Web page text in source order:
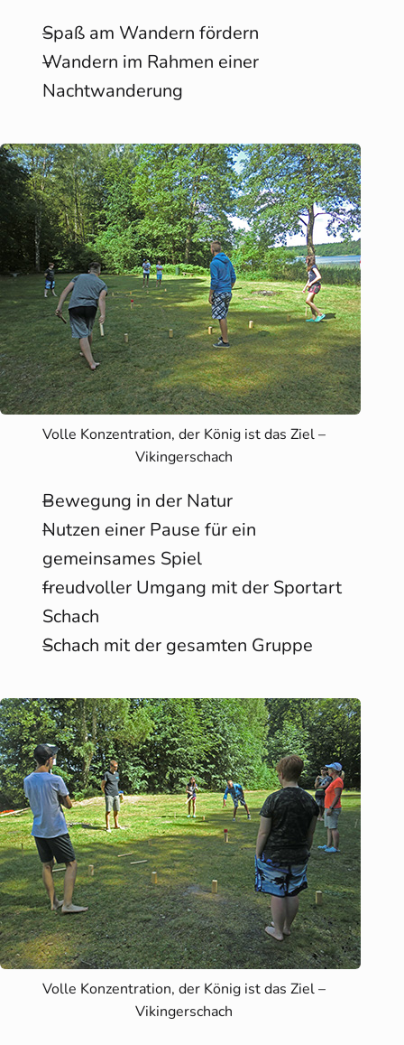
Spaß am Wandern fördern
Wandern im Rahmen einer
Nachtwanderung
Volle Konzentration, der König ist das Ziel –
Vikingerschach
Bewegung in der Natur
Nutzen einer Pause für ein
gemeinsames Spiel
freudvoller Umgang mit der Sportart
Schach
Schach mit der gesamten Gruppe
Volle Konzentration, der König ist das Ziel –
Vikingerschach